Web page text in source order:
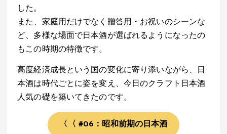
した。
また、家庭用だけでなく贈答用・お祝いのシーンな
ど、多様な場面で日本酒が選ばれるようになったの
もこの時期の特徴です。
高度経済成長という国の変化に寄り添いながら、日
本酒は時代ごとに姿を変え、今日のクラフト日本酒
人気の礎を築いてきたのです。
〈〈 #06：昭和前期の日本酒